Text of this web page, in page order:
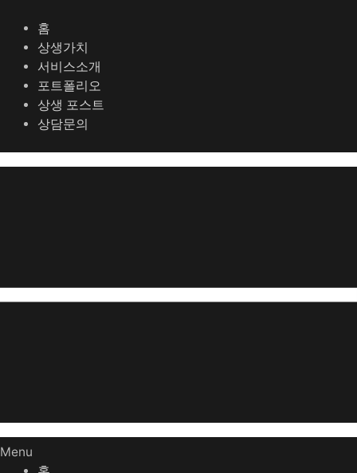
홈
상생가치
서비스소개
포트폴리오
상생 포스트
상담문의
Menu